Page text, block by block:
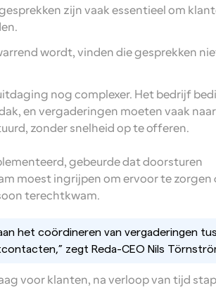
zijn vaak essentieel om
wordt, vinden die gesprekken
nog complexer. Het bedrijf
en vergaderingen moeten vaak
zonder snelheid op te offeren.
gebeurde dat doorsturen
moest ingrijpen om ervoor te zorgen
terechtkwam.
het coördineren van vergaderingen
zegt Reda-CEO Nils
voor klanten, na verloop van tijd